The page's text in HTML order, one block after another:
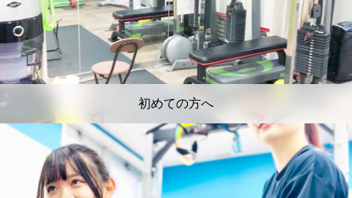
初めての方へ